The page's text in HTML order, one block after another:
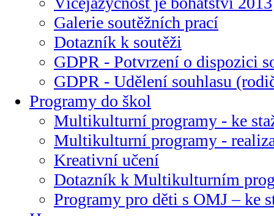
Galerie soutěžních prací
Dotazník k soutěži
GDPR - Potvrzení o dispozici
GDPR - Udělení souhlasu
Programy do škol
Multikulturní programy - ke
Multikulturní programy -
Kreativní učení
Dotazník k Multikulturním
Programy pro děti s OMJ – ke